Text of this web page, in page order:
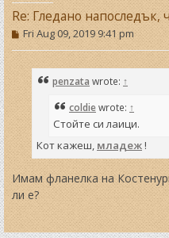
Re: Гледано напоследък,
P
o
s
t
Fri Aug 09, 2019 9:41 pm
penzata wrote: ↑
coldiewrote: ↑
Стойте си лаици.
Кот кажеш, младеж!
Имам фланелка на
ли е?